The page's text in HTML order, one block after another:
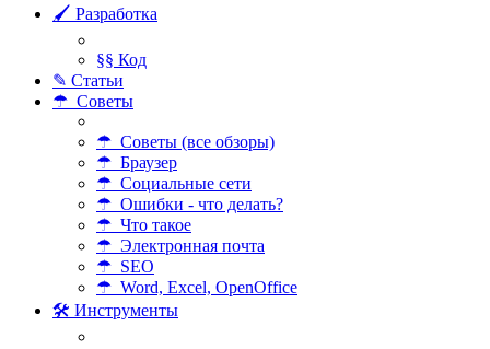
🖌 Разработка
§§ Код
✎ Статьи
☂ Советы
☂ Советы (все обзоры)
☂ Браузер
☂ Социальные сети
☂ Ошибки - что делать?
☂ Что такое
☂ Электронная почта
☂ SEO
☂ Word, Excel, OpenOffice
🛠 Инструменты